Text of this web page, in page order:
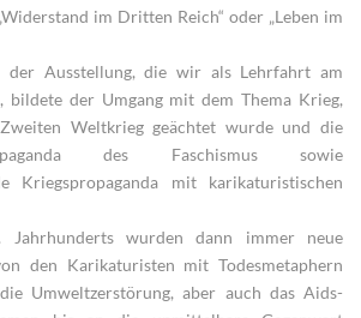
im Dritten Reich“ oder „Leben im
der Ausstellung, die wir als Lehrfahrt am
bildete der Umgang mit dem Thema Krieg,
Weltkrieg geächtet wurde und die
des Faschismus sowie
Kriegspropaganda mit karikaturistischen
wurden dann immer neue
den Karikaturisten mit Todesmetaphern
Umweltzerstörung, aber auch das Aids-